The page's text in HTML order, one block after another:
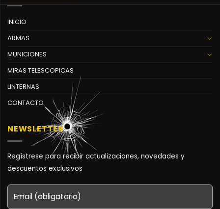
INICIO
ARMAS
MUNICIONES
MIRAS TELESCOPICAS
LINTERNAS
CONTACTO
NEWSLETTER
Regístrese para recibir actualizaciones, novedades y
descuentos exclusivos